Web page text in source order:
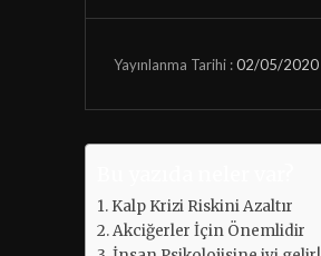
Yayınlanma Tarihi :02/05/2020
Kalp Krizi Riskini Azaltır
Akciğerler İçin Önemlidir